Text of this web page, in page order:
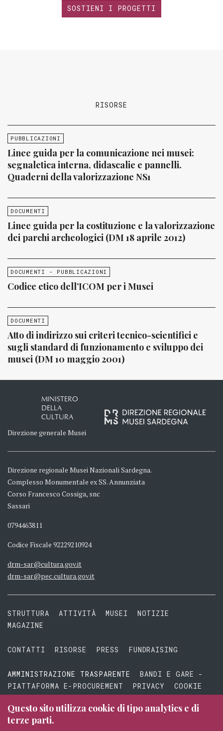
SOSTIENI I PROGETTI
RISORSE
PUBBLICAZIONI
Linee guida per la comunicazione nei musei:
segnaletica interna, didascalie e pannelli.
Quaderni della valorizzazione NS1
DOCUMENTI
Linee guida per la costituzione e la valorizzazione
dei parchi archeologici (DM 18 aprile 2012)
DOCUMENTI - PUBBLICAZIONI
Codice etico dell’ICOM per i Musei
DOCUMENTI
Atto di indirizzo sui criteri tecnico-scientifici e
sugli standard di funzionamento e sviluppo dei
musei (DM 10 maggio 2001)
MINISTERO
DELLA
CULTURA
Direzione generale Musei
Direzione regionale Musei Nazionali Sardegna.
Complesso Monumentale ex SS. Annunziata
Corso Francesco Cossiga, snc
Sassari
0794463811
Codice Fiscale 92229210924
drm-sar@cultura.gov.it
drm-sar@pec.cultura.gov.it
STRUTTURA ATTIVITÀ MUSEI
NOTIZIE
MAGAZINE
CONTATTI RISORSE PRESS FUNDRAISING
AMMINISTRAZIONE TRASPARENTE
BANDI E GARE -
PIATTAFORMA E-PROCUREMENT
PRIVACY
COOKIE
TERMINI E CONDIZIONI
Questo sito utilizza cookie di tipo analytics e di
terze parti.